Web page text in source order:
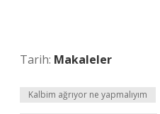
Tarih: Makaleler
Kalbim ağrıyor ne yapmalıyım